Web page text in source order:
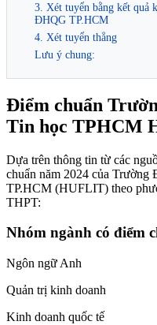
3. Xét tuyển bằng kết
ĐHQG TP.HCM
4. Xét tuyển thẳng
Lưu ý chung:
Điểm chuẩn
Tin học TPHCM
Dựa trên thông tin từ các
chuẩn năm 2024 của
TP.HCM (HUFLIT) theo
THPT:
Nhóm ngành có điểm
Ngôn ngữ Anh
Quản trị kinh doanh
Kinh doanh quốc tế